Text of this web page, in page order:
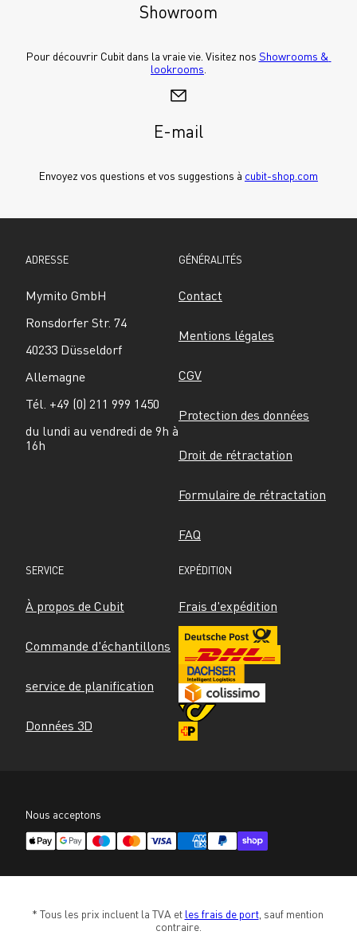
Showroom
Pour découvrir Cubit dans la vraie vie. Visitez nos Showrooms &
lookrooms
E-mail
Envoyez vos questions et vos suggestions à cubit-shop.com
ADRESSE
Mymito GmbH
Ronsdorfer Str. 74
40233 Düsseldorf
Allemagne
Tél. +49 (0) 211 999 1450
du lundi au vendredi de 9h à
16h
GÉNÉRALITÉS
Contact
Mentions légales
CGV
Protection des données
Droit de rétractation
Formulaire de rétractation
FAQ
SERVICE
À propos de Cubit
Commande d'échantillons
service de planification
Données 3D
EXPÉDITION
Frais d'expédition
Nous acceptons
* Tous les prix incluent la TVA et les frais de port, sauf mention
contraire.